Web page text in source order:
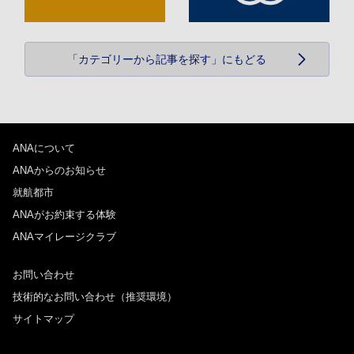
「カテゴリーから記事を探す」にもどる
ANAについて
ANAからのお知らせ
就航都市
ANAがお約束する体験
ANAマイレージクラブ
お問い合わせ
技術的なお問い合わせ（推奨環境）
サイトマップ